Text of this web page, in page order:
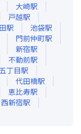
大崎駅
戸越駅
駅 池袋駅
門前仲町駅
新宿駅
不動前駅
丁目駅
代田橋駅
恵比寿駅
西新宿駅